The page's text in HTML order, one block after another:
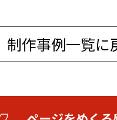
制作事例一覧に